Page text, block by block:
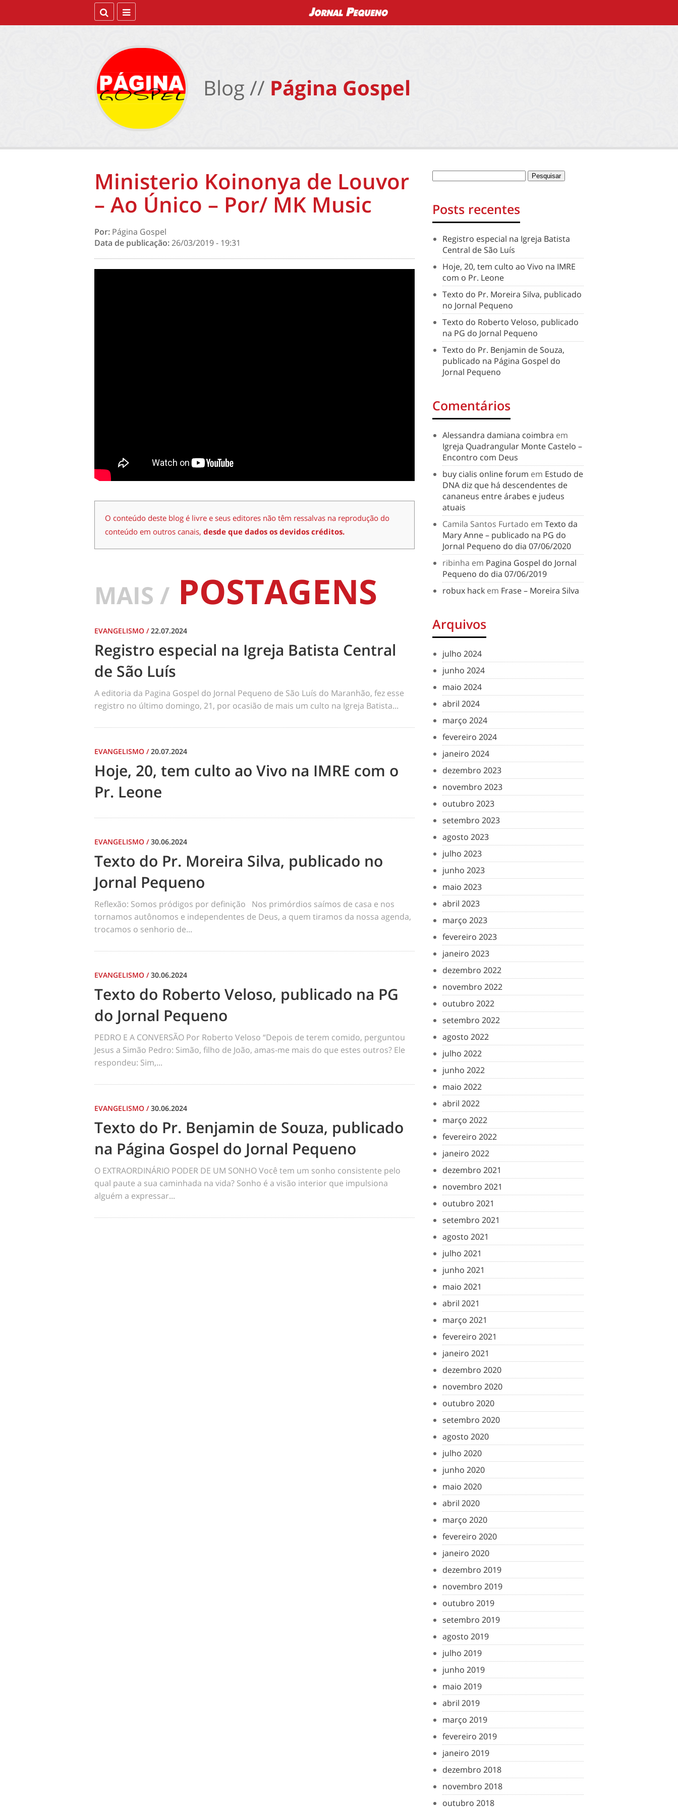
Blog // Página Gospel
Ministerio Koinonya de Louvor
– Ao Único – Por/ MK Music
Por: Página Gospel
Data de publicação:26/03/2019 - 19:31
O conteúdo deste blog é livre e seus editores não têm ressalvas na reprodução do
conteúdo em outros canais, desde que dados os devidos créditos.
MAIS / POSTAGENS
EVANGELISMO /22.07.2024
Registro especial na Igreja Batista Central
de São Luís
A editoria da Pagina Gospel do Jornal Pequeno de São Luís do Maranhão, fez esse
registro no último domingo, 21, por ocasião de mais um culto na Igreja Batista...
EVANGELISMO /20.07.2024
Hoje, 20, tem culto ao Vivo na IMRE com o
Pr. Leone
EVANGELISMO /30.06.2024
Texto do Pr. Moreira Silva, publicado no
Jornal Pequeno
Reflexão: Somos pródigos por definição Nos primórdios saímos de casa e nos
tornamos autônomos e independentes de Deus, a quem tiramos da nossa agenda,
trocamos o senhorio de...
EVANGELISMO /30.06.2024
Texto do Roberto Veloso, publicado na PG
do Jornal Pequeno
PEDRO E A CONVERSÃO Por Roberto Veloso “Depois de terem comido, perguntou
Jesus a Simão Pedro: Simão, filho de João, amas-me mais do que estes outros? Ele
respondeu: Sim,...
EVANGELISMO /30.06.2024
Texto do Pr. Benjamin de Souza, publicado
na Página Gospel do Jornal Pequeno
O EXTRAORDINÁRIO PODER DE UM SONHO Você tem um sonho consistente pelo
qual paute a sua caminhada na vida? Sonho é a visão interior que impulsiona
alguém a expressar...
Posts recentes
Registro especial na Igreja Batista
Central de São Luís
Hoje, 20, tem culto ao Vivo na IMRE
com o Pr. Leone
Texto do Pr. Moreira Silva, publicado
no Jornal Pequeno
Texto do Roberto Veloso, publicado
na PG do Jornal Pequeno
Texto do Pr. Benjamin de Souza,
publicado na Página Gospel do
Jornal Pequeno
Comentários
Alessandra damiana coimbra em
Igreja Quadrangular Monte Castelo –
Encontro com Deus
buy cialis online forum em Estudo de
DNA diz que há descendentes de
cananeus entre árabes e judeus
atuais
Camila Santos Furtado em Texto da
Mary Anne – publicado na PG do
Jornal Pequeno do dia 07/06/2020
ribinha em Pagina Gospel do Jornal
Pequeno do dia 07/06/2019
robux hack em Frase – Moreira Silva
Arquivos
julho 2024
junho 2024
maio 2024
abril 2024
março 2024
fevereiro 2024
janeiro 2024
dezembro 2023
novembro 2023
outubro 2023
setembro 2023
agosto 2023
julho 2023
junho 2023
maio 2023
abril 2023
março 2023
fevereiro 2023
janeiro 2023
dezembro 2022
novembro 2022
outubro 2022
setembro 2022
agosto 2022
julho 2022
junho 2022
maio 2022
abril 2022
março 2022
fevereiro 2022
janeiro 2022
dezembro 2021
novembro 2021
outubro 2021
setembro 2021
agosto 2021
julho 2021
junho 2021
maio 2021
abril 2021
março 2021
fevereiro 2021
janeiro 2021
dezembro 2020
novembro 2020
outubro 2020
setembro 2020
agosto 2020
julho 2020
junho 2020
maio 2020
abril 2020
março 2020
fevereiro 2020
janeiro 2020
dezembro 2019
novembro 2019
outubro 2019
setembro 2019
agosto 2019
julho 2019
junho 2019
maio 2019
abril 2019
março 2019
fevereiro 2019
janeiro 2019
dezembro 2018
novembro 2018
outubro 2018